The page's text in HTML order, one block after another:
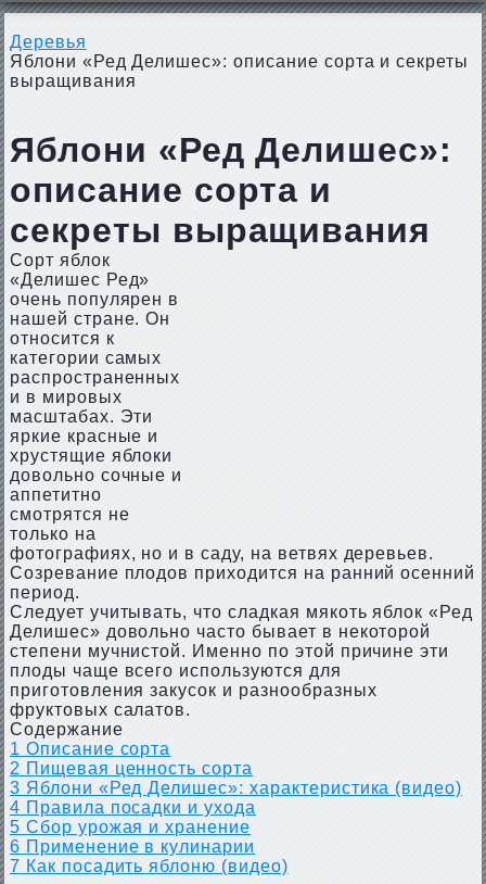
Деревья
Яблони «Ред Делишес»: описание сорта и секреты
выращивания
Яблони «Ред Делишес»:
описание сорта и
секреты выращивания
Сорт яблок
«Делишес Ред»
очень популярен в
нашей стране. Он
относится к
категории самых
распространенных
и в мировых
масштабах. Эти
яркие красные и
хрустящие яблоки
довольно сочные и
аппетитно
смотрятся не
только на
фотографиях, но и в саду, на ветвях деревьев.
Созревание плодов приходится на ранний осенний
период.
Следует учитывать, что сладкая мякоть яблок «Ред
Делишес» довольно часто бывает в некоторой
степени мучнистой. Именно по этой причине эти
плоды чаще всего используются для
приготовления закусок и разнообразных
фруктовых салатов.
Содержание
1 Описание сорта
2 Пищевая ценность сорта
3 Яблони «Ред Делишес»: характеристика (видео)
4 Правила посадки и ухода
5 Сбор урожая и хранение
6 Применение в кулинарии
7 Как посадить яблоню (видео)